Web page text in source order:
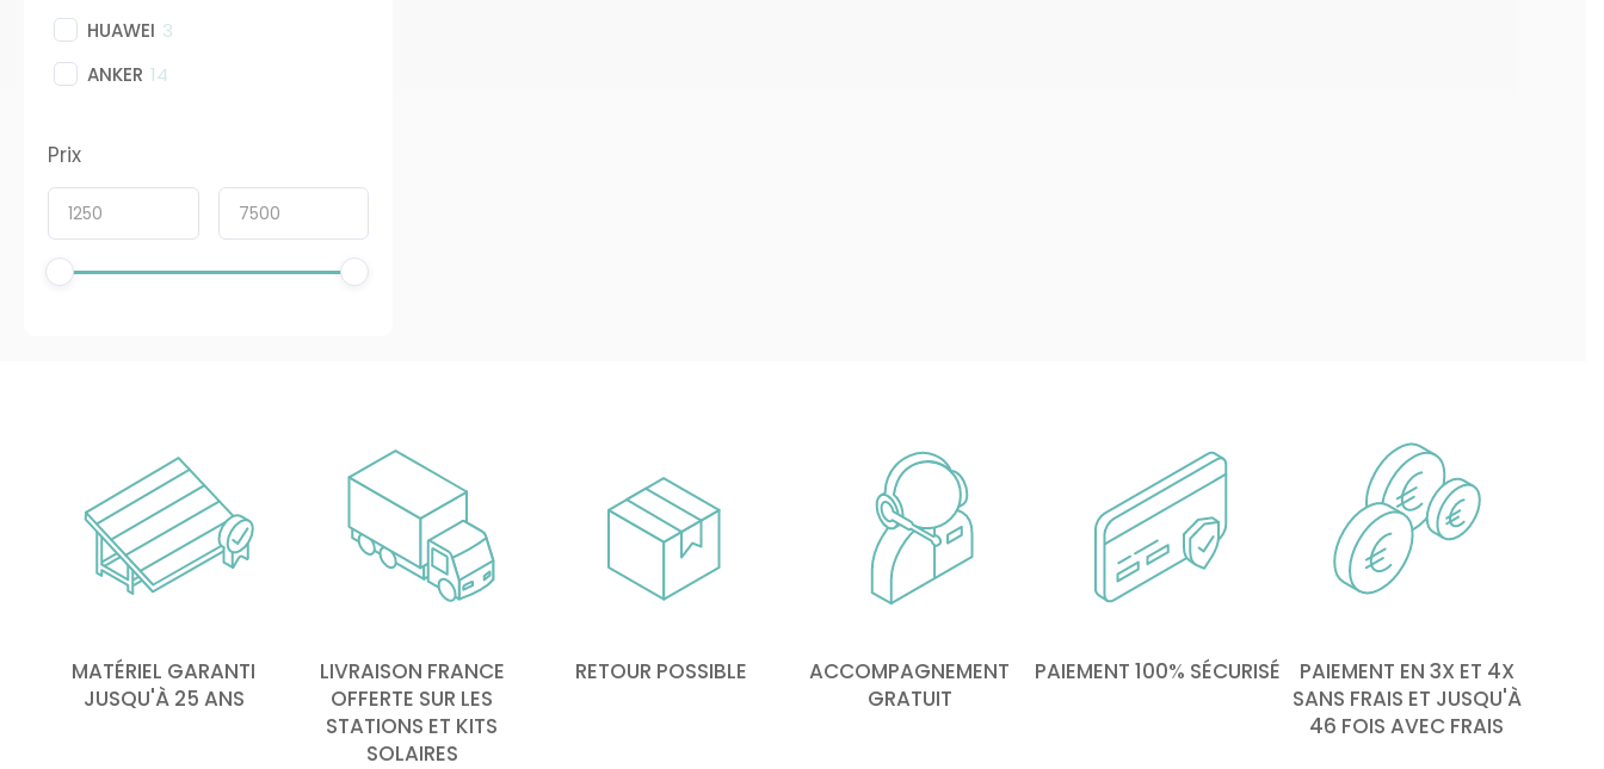
HUAWEI 3
ANKER 14
Prix
MATÉRIEL GARANTI
JUSQU'À 25 ANS
LIVRAISON FRANCE
OFFERTE SUR LES
STATIONS ET KITS
SOLAIRES
RETOUR POSSIBLE
ACCOMPAGNEMENT
GRATUIT
PAIEMENT 100% SÉCURISÉ
PAIEMENT EN 3X ET 4X
SANS FRAIS ET JUSQU'À
46 FOIS AVEC FRAIS